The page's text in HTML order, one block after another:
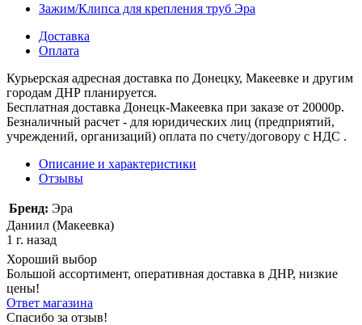
Зажим/Клипса для крепления труб Эра
Доставка
Оплата
Курьерская адресная доставка по Донецку, Макеевке и другим
городам ДНР планируется.
Бесплатная доставка Донецк-Макеевка при заказе от 20000р.
Безналичный расчет - для юридических лиц (предприятий,
учреждений, организаций) оплата по счету/договору с НДС .
Описание и характеристики
Отзывы
Бренд: Эра
Даниил (Макеевка)
1 г. назад
Хороший выбор
Большой ассортимент, оперативная доставка в ДНР, низкие
цены!
Ответ магазина
Спасибо за отзыв!